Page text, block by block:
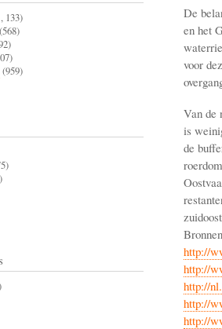
De
en het
voor
Van de
is
de
http://
http://
http://
http://
http://
133)
(568)
(959)